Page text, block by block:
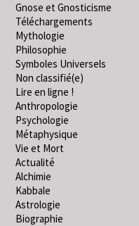
Gnose et Gnosticisme
Téléchargements
Mythologie
Philosophie
Symboles Universels
Non classifié(e)
Lire en ligne !
Anthropologie
Psychologie
Métaphysique
Vie et Mort
Actualité
Alchimie
Kabbale
Astrologie
Biographie